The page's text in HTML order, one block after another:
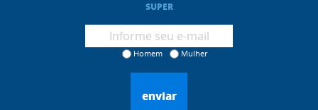
SUPER
Homem Mulher
enviar